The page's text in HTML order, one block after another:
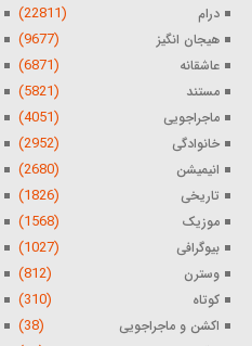
درام (22811)
هیجان انگیز (9677)
عاشقانه (6871)
مستند (5821)
ماجراجویی (4051)
خانوادگی (2952)
انیمیشن (2680)
تاریخی (1826)
موزیک (1568)
بیوگرافی (1027)
وسترن (812)
کوتاه (310)
اکشن و ماجراجویی (38)